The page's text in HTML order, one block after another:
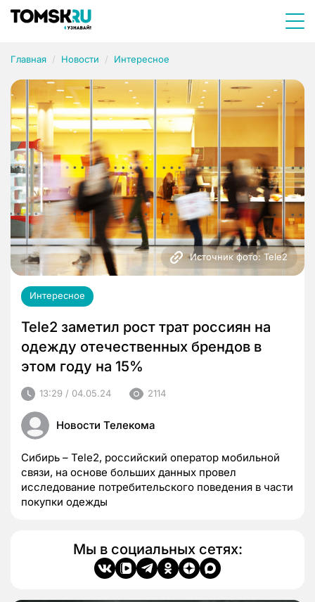
Главная Новости Интересное
Источник фото: Tele2
Интересное
Tele2 заметил рост трат россиян на
одежду отечественных брендов в
этом году на 15%
13:29 / 04.05.24 2114
Новости Телекома
Сибирь – Tele2, российский оператор мобильной
связи, на основе больших данных провел
исследование потребительского поведения в части
покупки одежды
Мы в социальных сетях: